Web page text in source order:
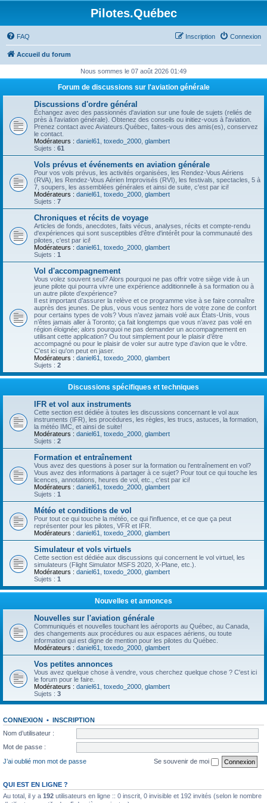
Pilotes.Québec
FAQ Connexion
Inscription
Accueil du forum
Nous sommes le 07 août 2026 01:49
Forum de discussions sur l'aviation générale
Discussions d'ordre général
Échangez avec des passionnés d'aviation sur une foule de sujets (reliés de
près à l'aviation générale). Obtenez des conseils ou initiez-vous à l'aviation.
Prenez contact avec Aviateurs.Québec, faites-vous des amis(es), conservez
le contact.
Modérateurs : daniel61 toxedo_2000 glambert
Sujets : 61
Vols prévus et événements en aviation générale
Pour vos vols prévus, les activités organisées, les Rendez-Vous Aériens
(RVA), les Rendez-Vous Aérien Improvisés (RVI), les festivals, spectacles, 5 à
7, soupers, les assemblées générales et ainsi de suite, c'est par ici!
Modérateurs : daniel61 toxedo_2000 glambert
Sujets : 7
Chroniques et récits de voyage
Articles de fonds, anecdotes, faits vécus, analyses, récits et compte-rendu
d'expériences qui sont susceptibles d'être d'intérêt pour la communauté des
pilotes, c'est par ici!
Modérateurs : daniel61 toxedo_2000 glambert
Sujets : 1
Vol d'accompagnement
Vous volez souvent seul? Alors pourquoi ne pas offrir votre siège vide à un
jeune pilote qui pourra vivre une expérience additionnelle à sa formation ou à
un autre pilote d’expérience?
Il est important d’assurer la relève et ce programme vise à se faire connaître
auprès des jeunes. De plus, vous vous sentez hors de votre zone de confort
pour certains types de vols? Vous n’avez jamais volé aux États-Unis, vous
n’êtes jamais aller à Toronto; ça fait longtemps que vous n’avez pas volé en
région éloignée; alors pourquoi ne pas demander un accompagnement en
utilisant cette application? Ou tout simplement pour le plaisir d’être
accompagné ou pour le plaisir de voler sur autre type d’avion que le vôtre.
C'est ici qu'on peut en jaser.
Modérateurs : daniel61 toxedo_2000 glambert
Sujets : 2
Discussions spécifiques et techniques
IFR et vol aux instruments
Cette section est dédiée à toutes les discussions concernant le vol aux
instruments (IFR), les procédures, les règles, les trucs, astuces, la formation,
la météo IMC, et ainsi de suite!
Modérateurs : daniel61 toxedo_2000 glambert
Sujets : 2
Formation et entraînement
Vous avez des questions à poser sur la formation ou l'entraînement en vol?
Vous avez des informations à partager à ce sujet? Pour tout ce qui touche les
licences, annotations, heures de vol, etc., c'est par ici!
Modérateurs : daniel61 toxedo_2000 glambert
Sujets : 1
Météo et conditions de vol
Pour tout ce qui touche la météo, ce qui l'influence, et ce que ça peut
représenter pour les pilotes, VFR et IFR.
Modérateurs : daniel61 toxedo_2000 glambert
Simulateur et vols virtuels
Cette section est dédiée aux discussions qui concernent le vol virtuel, les
simulateurs (Flight Simulator MSFS 2020, X-Plane, etc.).
Modérateurs : daniel61 toxedo_2000 glambert
Sujets : 1
Nouvelles et annonces
Nouvelles sur l'aviation générale
Communiqués et nouvelles touchant les aéroports au Québec, au Canada,
des changements aux procédures ou aux espaces aériens, ou toute
information qui est digne de mention pour les pilotes du Québec.
Modérateurs : daniel61 toxedo_2000 glambert
Vos petites annonces
Vous avez quelque chose à vendre, vous cherchez quelque chose ? C'est ici
le forum pour le faire.
Modérateurs : daniel61 toxedo_2000 glambert
Sujets : 3
CONNEXION • INSCRIPTION
Nom d’utilisateur :
Mot de passe :
J’ai oublié mon mot de passe
Se souvenir de moi
QUI EST EN LIGNE ?
Au total, il y a 192 utilisateurs en ligne :: 0 inscrit, 0 invisible et 192 invités (selon le nombre